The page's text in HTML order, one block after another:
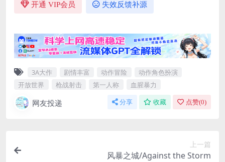
开通 VIP会员 失效反馈补源
3A大作 剧情丰富 动作冒险
动作角色扮演
开放世界
枪战射击 第一人称 血腥暴力
网友投递 分享 收藏 点赞(0)
上一篇
风暴之城/Against the Storm